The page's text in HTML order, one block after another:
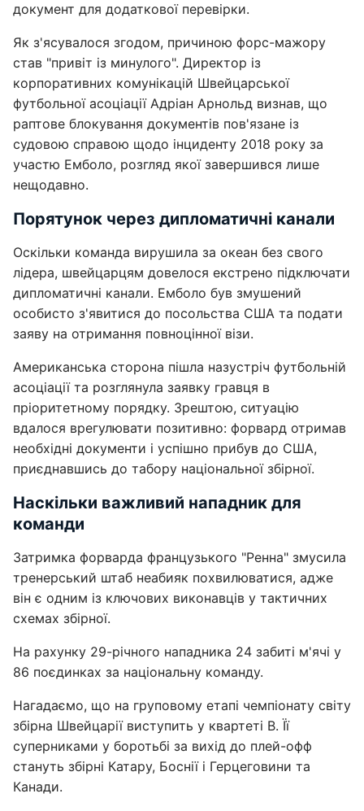
документ для додаткової перевірки.
Як з'ясувалося згодом, причиною форс-мажору
став "привіт із минулого". Директор із
корпоративних комунікацій Швейцарської
футбольної асоціації Адріан Арнольд визнав, що
раптове блокування документів пов'язане із
судовою справою щодо інциденту 2018 року за
участю Емболо, розгляд якої завершився лише
нещодавно.
Порятунок через дипломатичні канали
Оскільки команда вирушила за океан без свого
лідера, швейцарцям довелося екстрено підключати
дипломатичні канали. Емболо був змушений
особисто з'явитися до посольства США та подати
заяву на отримання повноцінної візи.
Американська сторона пішла назустріч футбольній
асоціації та розглянула заявку гравця в
пріоритетному порядку. Зрештою, ситуацію
вдалося врегулювати позитивно: форвард отримав
необхідні документи і успішно прибув до США,
приєднавшись до табору національної збірної.
Наскільки важливий нападник для
команди
Затримка форварда французького "Ренна" змусила
тренерський штаб неабияк похвилюватися, адже
він є одним із ключових виконавців у тактичних
схемах збірної.
На рахунку 29-річного нападника 24 забиті м'ячі у
86 поєдинках за національну команду.
Нагадаємо, що на груповому етапі чемпіонату світу
збірна Швейцарії виступить у квартеті B. Її
суперниками у боротьбі за вихід до плей-офф
стануть збірні Катару, Боснії і Герцеговини та
Канади.